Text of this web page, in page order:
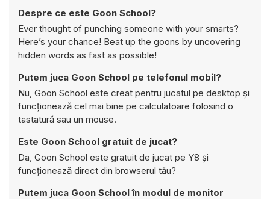
Despre ce este Goon School?
Ever thought of punching someone with your smarts?
Here’s your chance! Beat up the goons by uncovering
hidden words as fast as possible!
Putem juca Goon School pe telefonul mobil?
Nu, Goon School este creat pentru jucatul pe desktop și
funcționează cel mai bine pe calculatoare folosind o
tastatură sau un mouse.
Este Goon School gratuit de jucat?
Da, Goon School este gratuit de jucat pe Y8 și
funcționează direct din browserul tău?
Putem juca Goon School în modul de monitor